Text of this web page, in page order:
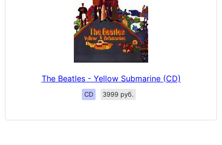
The Beatles - Yellow Submarine (CD)
CD 3999 руб.